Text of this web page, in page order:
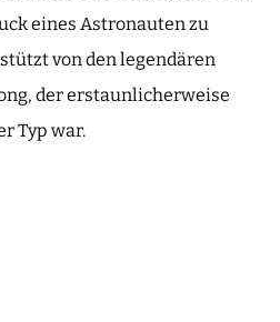
eines Astronauten zu
von den legendären
der erstaunlicherweise
Typ war.